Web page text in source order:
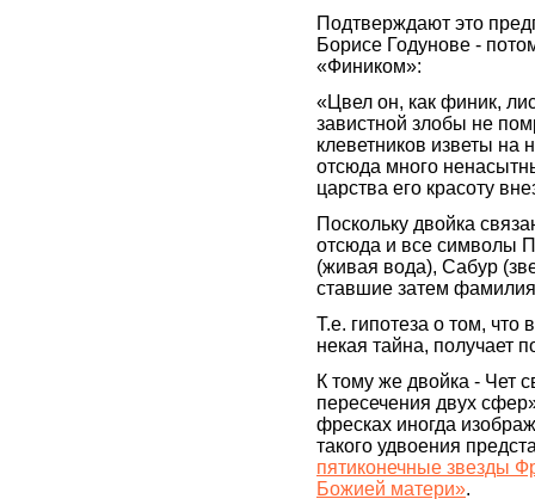
Подтверждают это
Борисе Годунове -
«Фиником»:
«Цвел он, как финик,
завистной злобы не
клеветников изветы
отсюда много
царства его красоту
Поскольку двойка
отсюда и все символы
(живая вода), Сабур
ставшие затем
Т.е. гипотеза о том,
некая тайна, получает
К тому же двойка - Чет
пересечения двух
фресках иногда
такого удвоения
пятиконечные звезды
Божией матери».